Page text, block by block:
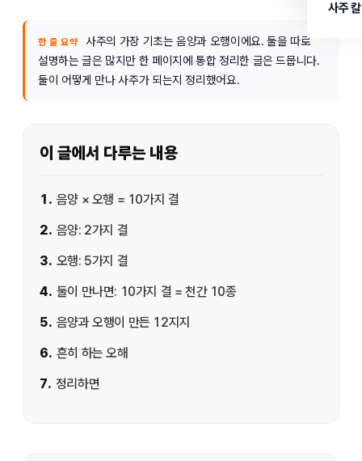
사주
한 줄 요약
사주의 가장 기초는 음양과 오행이에요. 둘을 따로
설명하는 글은 많지만 한 페이지에 통합 정리한 글은 드뭅니다.
둘이 어떻게 만나 사주가 되는지 정리했어요.
이 글에서 다루는 내용
1 . 음양 × 오행 = 10가지 결
2. 음양: 2가지 결
3. 오행: 5가지 결
4. 둘이 만나면: 10가지 결 = 천간 10종
5. 음양과 오행이 만든 12지지
6. 흔히 하는 오해
7. 정리하면